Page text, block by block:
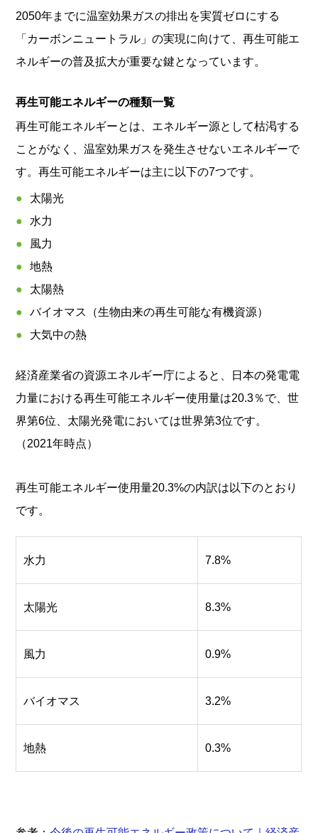
2050年までに温室効果ガスの排出を実質ゼロにする
「カーボンニュートラル」の実現に向けて、再生可能エ
ネルギーの普及拡大が重要な鍵となっています。
再生可能エネルギーの種類一覧
再生可能エネルギーとは、エネルギー源として枯渇する
ことがなく、温室効果ガスを発生させないエネルギーで
す。再生可能エネルギーは主に以下の7つです。
太陽光
水力
風力
地熱
太陽熱
バイオマス（生物由来の再生可能な有機資源）
大気中の熱
経済産業省の資源エネルギー庁によると、日本の発電電
力量における再生可能エネルギー使用量は20.3％で、世
界第6位、太陽光発電においては世界第3位です。
（2021年時点）
再生可能エネルギー使用量20.3%の内訳は以下のとおり
です。
水力 7.8%
太陽光 8.3%
風力 0.9%
バイオマス 3.2%
地熱 0.3%